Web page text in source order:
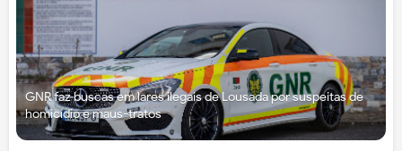
GNR faz buscas em lares ilegais de Lousada por suspeitas de
homicídio e maus-tratos